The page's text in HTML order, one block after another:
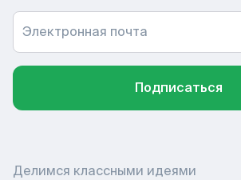
Электронная почта
Подписаться
Делимся классными идеями